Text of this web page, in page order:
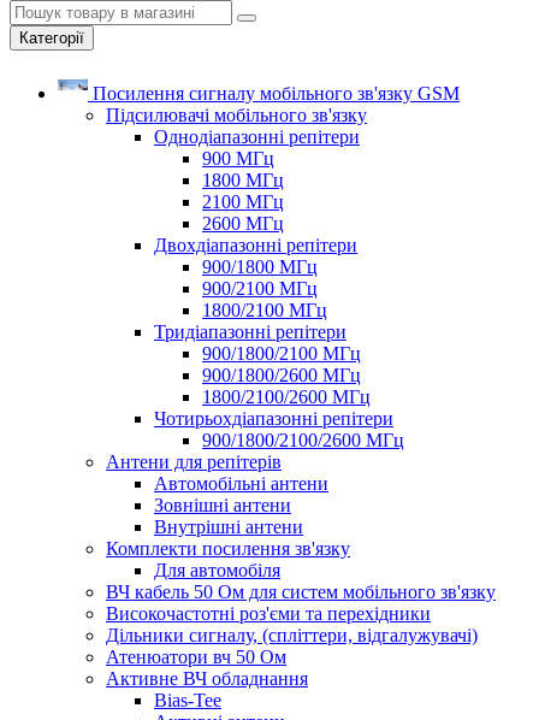
Категорії
Посилення сигналу мобільного зв'язку GSM
Підсилювачі мобільного зв'язку
Однодіапазонні репітери
900 МГц
1800 МГц
2100 МГц
2600 МГц
Двохдіапазонні репітери
900/1800 МГц
900/2100 МГц
1800/2100 МГц
Тридіапазонні репітери
900/1800/2100 МГц
900/1800/2600 МГц
1800/2100/2600 МГц
Чотирьохдіапазонні репітери
900/1800/2100/2600 МГц
Антени для репітерів
Автомобільні антени
Зовнішні антени
Внутрішні антени
Комплекти посилення зв'язку
Для автомобіля
ВЧ кабель 50 Ом для систем мобільного зв'язку
Високочастотні роз'єми та перехідники
Дільники сигналу, (спліттери, відгалужувачі)
Атенюатори вч 50 Ом
Активне ВЧ обладнання
Bias-Tee